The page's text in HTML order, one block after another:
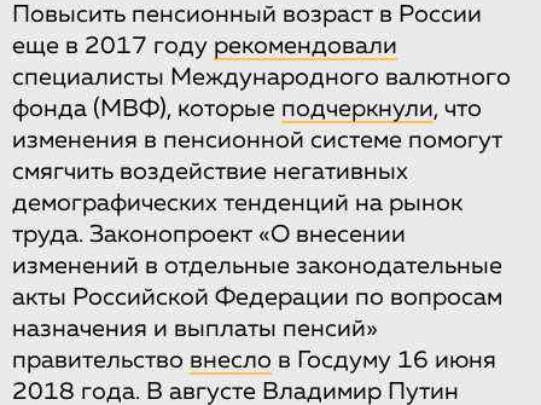
Повысить пенсионный возраст в России
еще в 2017 году рекомендовали
специалисты Международного валютного
фонда (МВФ), которые подчеркнули, что
изменения в пенсионной системе помогут
смягчить воздействие негативных
демографических тенденций на рынок
труда. Законопроект «О внесении
изменений в отдельные законодательные
акты Российской Федерации по вопросам
назначения и выплаты пенсий»
правительство внесло в Госдуму 16 июня
2018 года. В августе Владимир Путин